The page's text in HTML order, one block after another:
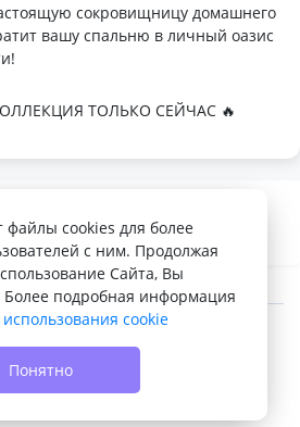
сокровищницу домашнего
вашу спальню в личный оазис
ТОЛЬКО СЕЙЧАС 🔥
интерьеров
натур
теплой атмосферы
Тусса - мечта о совершенном сне
файлы cookies для более
с ним. Продолжая
Сайта, Вы
Более подробная информация
cookie
Понятно
VELQ.RU